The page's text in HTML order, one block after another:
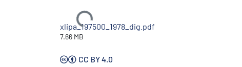
Ladataan...
xlipa_197500_1978_dig.pdf
7.66 MB
CC BY 4.0